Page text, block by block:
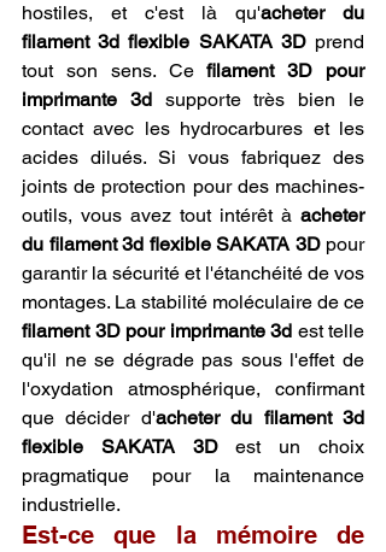
hostiles, et c'est là qu'acheter du
filament 3d flexible SAKATA 3D prend
tout son sens. Ce filament 3D pour
imprimante 3d supporte très bien le
contact avec les hydrocarbures et les
acides dilués. Si vous fabriquez des
joints de protection pour des machines-
outils, vous avez tout intérêt à acheter
du filament 3d flexible SAKATA 3D pour
garantir la sécurité et l'étanchéité de vos
filament 3D pour imprimante 3d est telle
qu'il ne se dégrade pas sous l'effet de
l'oxydation atmosphérique, confirmant
que décider d'acheter du filament 3d
flexible SAKATA 3D est un choix
pragmatique pour la maintenance
industrielle.
Est-ce que la mémoire de